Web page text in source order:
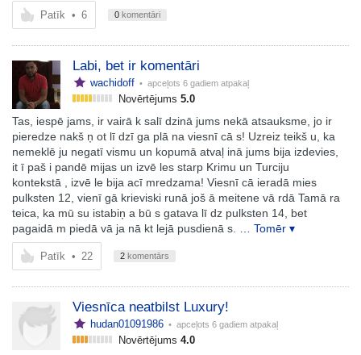
Patīk • 6 0 komentāri
Labi, bet ir komentāri
wachidoff • apceļots 6 gadiem atpakaļ
Novērtējums 5.0
Tas, iespē jams, ir vairā k salī dzinā jums nekā atsauksme, jo ir
pieredze nakš ņ ot lī dzī ga plā na viesnī cā s! Uzreiz teikš u, ka
nemeklē ju negatī vismu un kopumā atvaļ inā jums bija izdevies,
it ī paš i pandē mijas un izvē les starp Krimu un Turciju
kontekstā , izvē le bija acī mredzama! Viesnī cā ieradā mies
pulksten 12, vienī gā krieviski runā još ā meitene vā rdā Tamā ra
teica, ka mū su istabiņ a bū s gatava lī dz pulksten 14, bet
pagaidā m piedā vā ja nā kt lejā pusdienā s.
… Tomēr ▾
Patīk • 22 2 komentārs
Viesnīca neatbilst Luxury!
hudan01091986 • apceļots 6 gadiem atpakaļ
Novērtējums 4.0